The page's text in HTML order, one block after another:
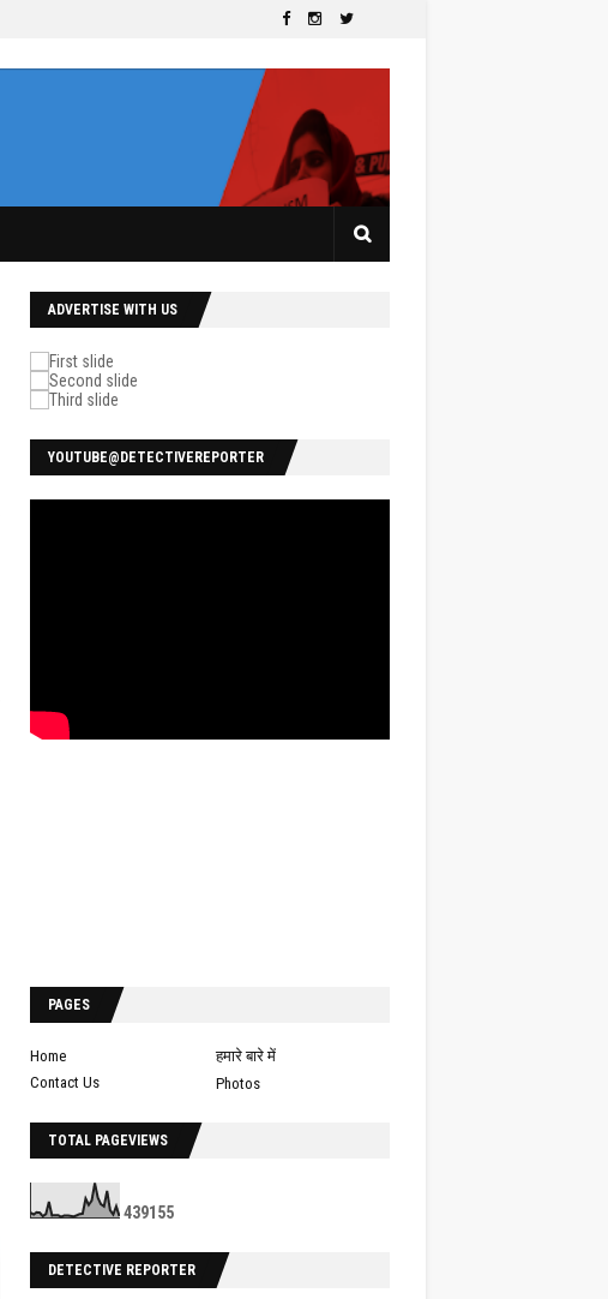
ADVERTISE WITH US
YOUTUBE@DETECTIVEREPORTER
PAGES
Home
हमारे बारे में
Contact Us
Photos
TOTAL PAGEVIEWS
4391 55
DETECTIVE REPORTER